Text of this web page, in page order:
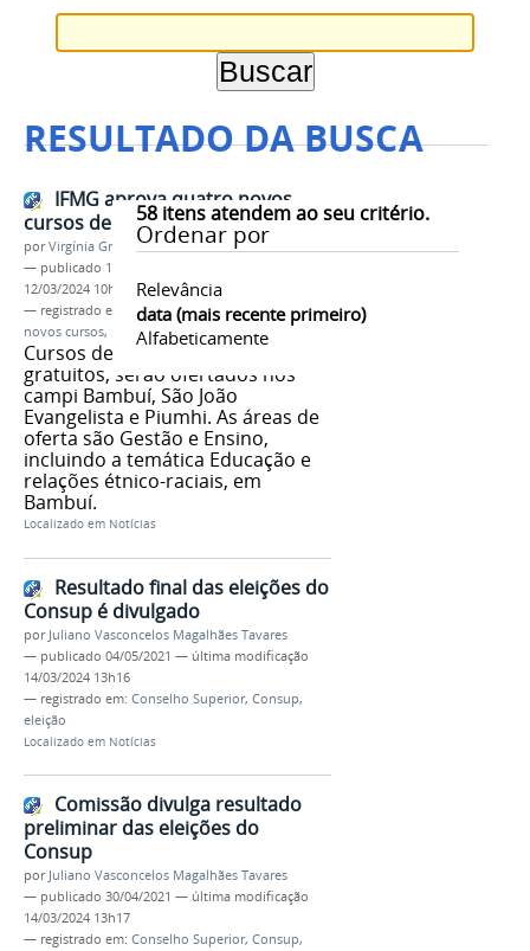
RESULTADO DA BUSCA
58itens atendem ao seu critério.
Ordenar por
Relevância
data (mais recente primeiro)
Alfabeticamente
IFMG aprova quatro novos
cursos de pós-graduação
porVirgínia Graziela Fonseca Barbosa
— publicado 15/12/2021
12/03/2024 10h42
— registrado em:
Conselho Superior,Consup,
novos cursos, pós-graduação
Cursos de especialização,
gratuitos, serão ofertados nos
campi Bambuí, São João
Evangelista e Piumhi. As áreas de
oferta são Gestão e Ensino,
incluindo a temática Educação e
relações étnico-raciais, em
Bambuí.
Localizado em Notícias
Resultado final das eleições do
Consup é divulgado
por Juliano Vasconcelos Magalhães Tavares
— publicado 04/05/2021 — última modificação
14/03/2024 13h16
— registrado em: Conselho Superior, Consup,
eleição
Localizado em Notícias
Comissão divulga resultado
preliminar das eleições do
Consup
por Juliano Vasconcelos Magalhães Tavares
— publicado 30/04/2021 — última modificação
14/03/2024 13h17
— registrado em: Conselho Superior, Consup,